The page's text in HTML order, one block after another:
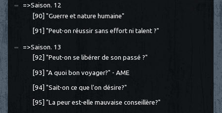
=>Saison. 12
[90] "Guerre et nature humaine"
[91] "Peut-on réussir sans effort ni talent ?"
=>Saison. 13
[92] "Peut-on se libérer de son passé ?"
[93] "A quoi bon voyager?" - AME
[94] "Sait-on ce que l'on désire?"
[95] "La peur est-elle mauvaise conseillère?"